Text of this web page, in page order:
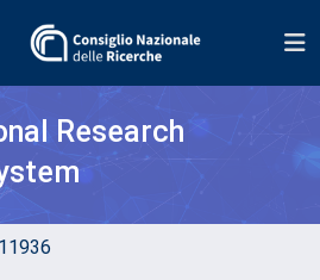
Research